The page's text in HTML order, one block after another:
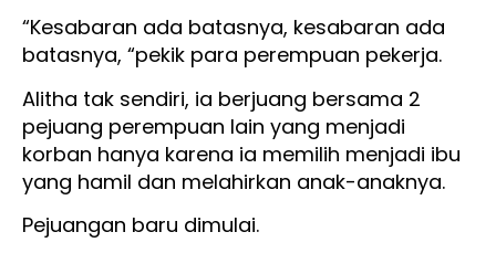
“Kesabaran ada batasnya, kesabaran ada
batasnya, “pekik para perempuan pekerja.
Alitha tak sendiri, ia berjuang bersama 2
pejuang perempuan lain yang menjadi
korban hanya karena ia memilih menjadi ibu
yang hamil dan melahirkan anak-anaknya.
Pejuangan baru dimulai.